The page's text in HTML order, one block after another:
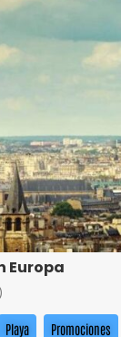
Europa
Playa Promociones